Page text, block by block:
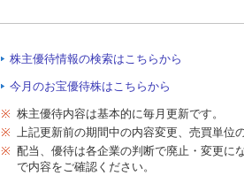
株主優待情報の検索はこちらから
今月のお宝優待株はこちらから
※ 株主優待内容は基本的に毎月更新です。
※ 上記更新前の期間中の内容変更、売買単位
※ 配当、優待は各企業の判断で廃止・変更に
で内容をご確認ください。